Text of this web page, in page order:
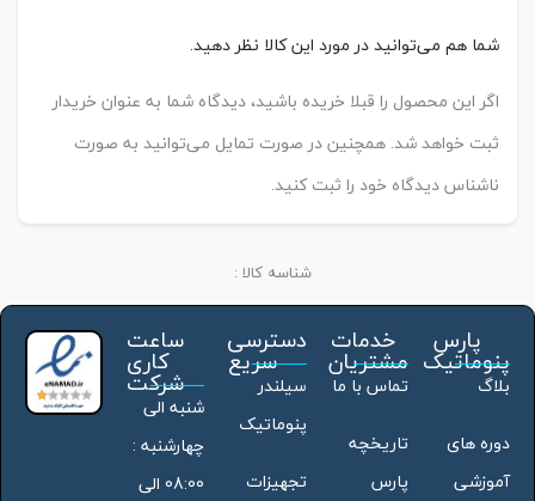
شما هم می‌توانید در مورد این کالا نظر دهید.
اگر این محصول را قبلا خریده باشید، دیدگاه شما به عنوان خریدار
ثبت خواهد شد. همچنین در صورت تمایل می‌توانید به صورت
ناشناس دیدگاه خود را ثبت کنید.
شناسه کالا :
پارس
پنوماتیک
بلاگ
دوره های
آموزشی
خدمات
مشتریان
تماس با ما
تاریخچه
پارس
دسترسی
سریع
سیلندر
پنوماتیک
تجهیزات
ساعت
کاری
شرکت
شنبه الی
چهارشنبه :
08:00 الی